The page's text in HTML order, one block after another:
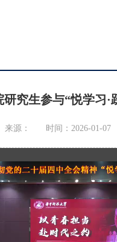
研究生参与“悦学习·
来源： 时间：2026-01-07